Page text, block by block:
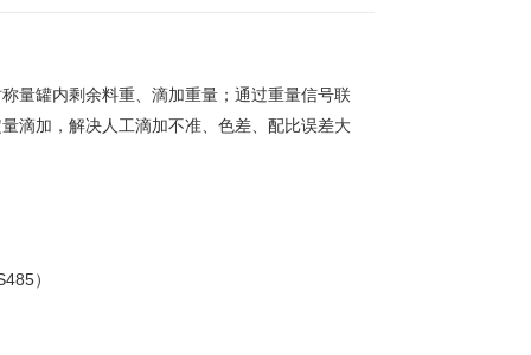
量罐内剩余料重、滴加重量；通过重量信号联
滴加 ，解决人工滴加不准、色差、配比误差大
）